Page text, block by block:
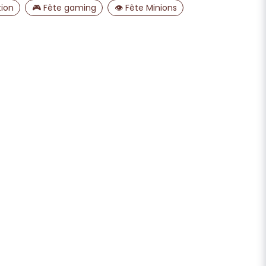
Kommer väl till pass en
🎮 Fête gaming
👁️ Fête Minions